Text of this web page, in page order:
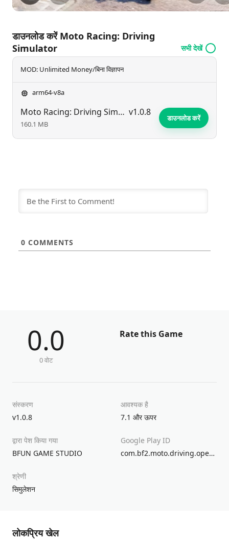
डाउनलोड करें Moto Racing: Driving
Simulator
सभी देखें
MOD: Unlimited Money/बिना विज्ञापन
arm64-v8a
Moto Racing: Driving Simulator v1.0.8
160.1 MB
डाउनलोड करें
0 COMMENTS
0.0
0 वोट
Rate this Game
संस्करण
v1.0.8
आवश्यक है
7.1 और ऊपर
द्वारा पेश किया गया
BFUN GAME STUDIO
Google Play ID
com.bf2.moto.driving.open.city
श्रेणी
सिमुलेशन
लोकप्रिय खेल